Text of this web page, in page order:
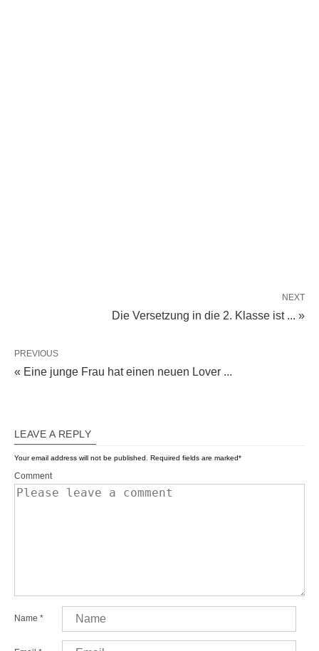
NEXT
Die Versetzung in die 2. Klasse ist ... »
PREVIOUS
« Eine junge Frau hat einen neuen Lover ...
LEAVE A REPLY
Your email address will not be published. Required fields are marked*
Comment
Name *